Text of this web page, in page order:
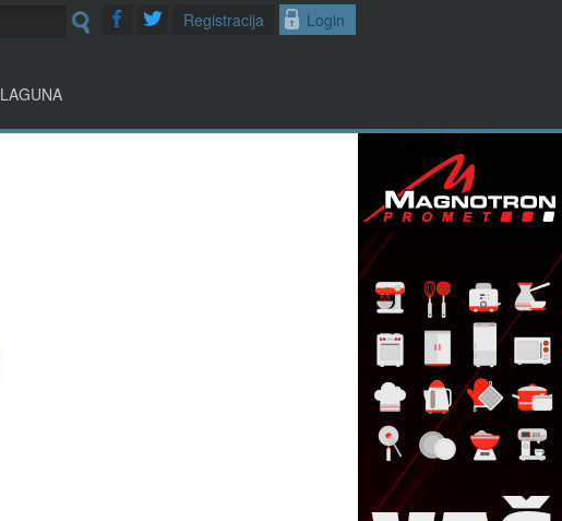
Login
Registracija
LAGUNA